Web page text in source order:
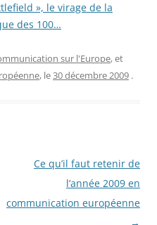
», le virage de la
des 100…
sur l'Europe, et
, le30 décembre 2009 .
Ce qu’il faut retenir de
l’année 2009 en
communication européenne